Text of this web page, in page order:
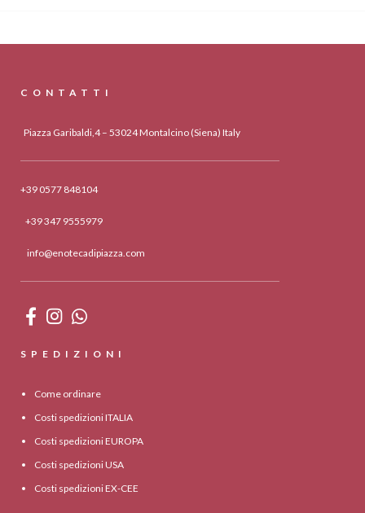
CONTATTI
Piazza Garibaldi,4 – 53024 Montalcino (Siena) Italy
+39 0577 848104
+39 347 9555979
info@enotecadipiazza.com
SPEDIZIONI
Come ordinare
Costi spedizioni ITALIA
Costi spedizioni EUROPA
Costi spedizioni USA
Costi spedizioni EX-CEE